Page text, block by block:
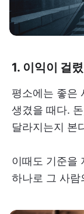
1. 이익이 걸
평소에는 좋은
생겼을 때다.
달라지는지 본
이때도 기준을
하나로 그 사람